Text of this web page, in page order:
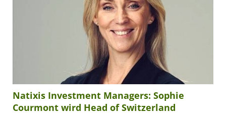
Natixis Investment Managers: Sophie
Courmont wird Head of Switzerland